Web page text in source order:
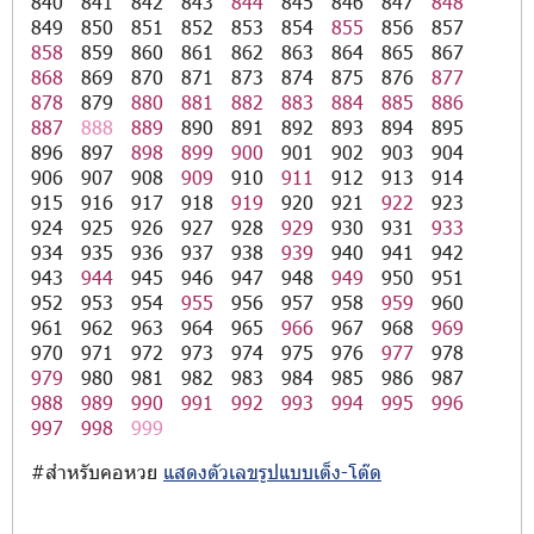
849
850 851 852 853 854 855 856
857
858
859 860 861 862 863 864 865
867
868
869 870 871 873 874 875 876
877
878
879 880 881 882 883 884 885
886
887
888 889 890 891 892 893 894
895
896
897 898 899 900 901 902 903
904
906
907 908 909 910 911 912 913
914
915
916 917 918 919 920 921 922
923
924
925 926 927 928 929 930 931
933
934
935 936 937 938 939 940 941
942
943
944 945 946 947 948 949 950
951
952
953 954 955 956 957 958 959
960
961
962 963 964 965 966 967 968
969
970
971 972 973 974 975 976 977
978
979
980 981 982 983 984 985 986
987
988
989 990 991 992 993 994 995
996
997
998
999
#สำหรับคอหวย แสดงตัวเลขรูปแบบเต็ง-โต๊ด